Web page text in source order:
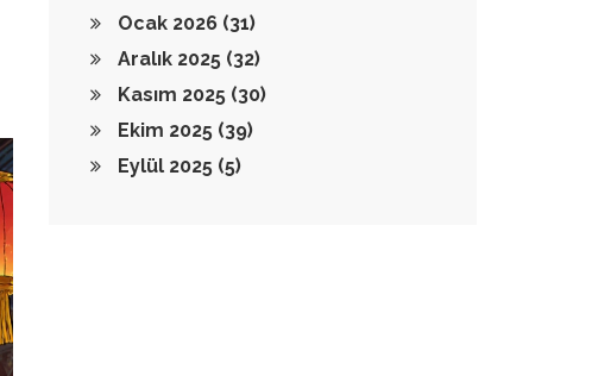
Ocak 2026 (31)
Aralık 2025 (32)
Kasım 2025 (30)
Ekim 2025 (39)
Eylül 2025 (5)